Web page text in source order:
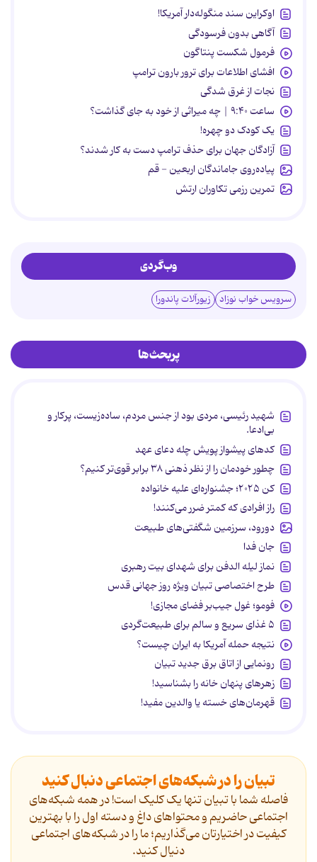
اوکراین سند منگوله‌دار آمریکا!
آگاهی بدون فرسودگی
فرمول شکست پنتاگون
افشای اطلاعات برای ترور بارون ترامپ
نجات از غرق شدگی
ساعت ۹:۴۰ | چه میراثی از خود به جای گذاشت؟
یک کودک دو چهره!
آزادگان جهان برای حذف ترامپ دست به کار شدند؟
پیاده‌روی جاماندگان اربعین - قم
تمرین رزمی تکاوران ارتش
وب‌گردی
سرویس خواب نوزاد زیورآلات پاندورا
پربحث‌ها
شهید رئیسی، مردی بود از جنس مردم، ساده‌زیست، پرکار و
بی‌ادعا.
کدهای پیشواز پویش چله دعای عهد
چطور خودمان را از نظر ذهنی ۳۸ برابر قوی‌تر کنیم؟
کن ۲۰۲۵؛ جشنواره‌ای علیه خانواده
راز افرادی که کمتر ضرر می‌کنند!
دورود، سرزمین شگفتی‌های طبیعت
جان فدا
نماز لیله الدفن برای شهدای بیت رهبری
طرح اختصاصی تبیان ویژه روز جهانی قدس
فومو؛ غول جیب‌بر فضای مجازی!
۵ غذای سریع و سالم برای طبیعت‌گردی
نتیجه حمله آمریکا به ایران چیست؟
رونمایی از اتاق برق جدید تبیان
زهرهای پنهان خانه را بشناسید!
قهرمان‌های خسته یا والدین مفید!
تبیان را در شبکه‌های اجتماعی دنبال کنید
فاصله شما با تبیان تنها یک کلیک است! در همه شبکه‌های
اجتماعی حاضریم و محتواهای داغ و دسته اول را با بهترین
کیفیت در اختیارتان می‌گذاریم؛ ما را در شبکه‌های اجتماعی
دنیال کنید.